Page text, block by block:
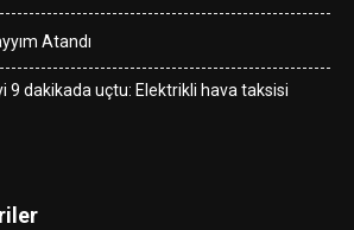
Atandı
9 dakikada uçtu: Elektrikli hava taksisi